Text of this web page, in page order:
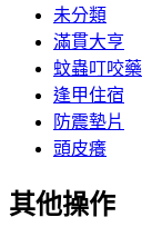
未分類
滿貫大亨
蚊蟲叮咬藥
逢甲住宿
防震墊片
頭皮癢
其他操作